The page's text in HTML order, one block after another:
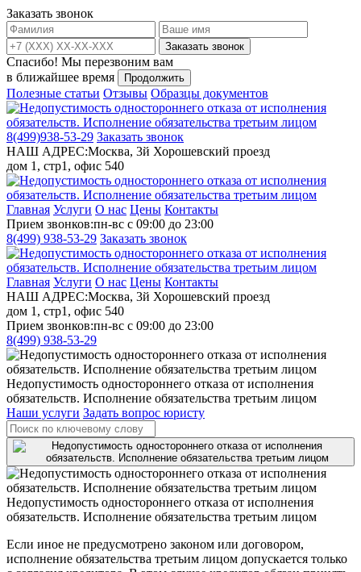
Заказать звонок
Заказать звонок
Спасибо! Мы перезвоним вам
в ближайшее время
Продолжить
Полезные статьи Отзывы Образцы документов
8(499)938-53-29 Заказать звонок
НАШ АДРЕС:Москва, 3й Хорошевский проезд
дом 1, стр1, офис 540
Главная Услуги О нас Цены Контакты
Прием звонков:пн-вс с 09:00 до 23:00
8(499) 938-53-29 Заказать звонок
Главная Услуги О нас Цены Контакты
НАШ АДРЕС:Москва, 3й Хорошевский проезд
дом 1, стр1, офис 540
Прием звонков:пн-вс с 09:00 до 23:00
8(499) 938-53-29
Недопустимость одностороннего отказа от исполнения
обязательств. Исполнение обязательства третьим лицом
Наши услуги Задать вопрос юристу
Недопустимость одностороннего отказа от исполнения
обязательств. Исполнение обязательства третьим лицом
Если иное не предусмотрено законом или договором,
исполнение обязательства третьим лицом допускается только